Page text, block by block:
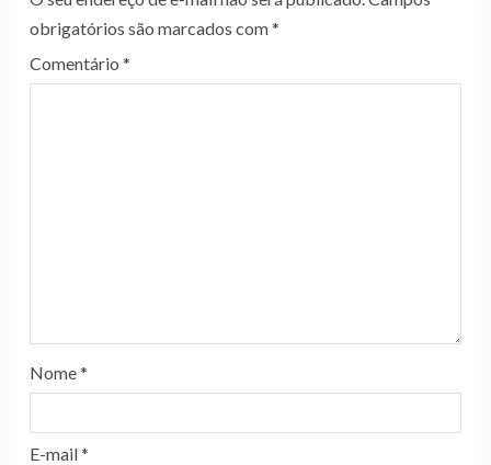
obrigatórios são marcados com*
Comentário *
Nome*
E-mail*